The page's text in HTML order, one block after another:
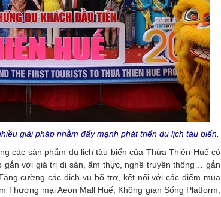
giải pháp nhằm đẩy mạnh phát triển du lịch tàu biển.
các sản phẩm du lịch tàu biển của Thừa Thiên Huế có
với giá trị di sản, ẩm thực, nghề truyền thống… gắn
cường các dịch vụ bổ trợ, kết nối với các điểm mua
mại Aeon Mall Huế, Không gian Sống Platform,